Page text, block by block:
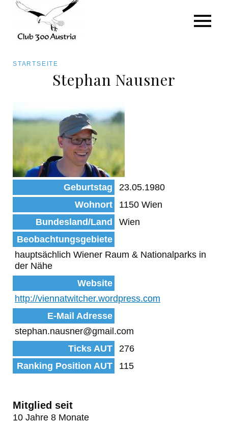
Inhalt
Pfadnavigation
STARTSEITE
Stephan Nausner
Geburtstag
23.05.1980
Wohnort
1150 Wien
Bundesland/Land
Wien
Beobachtungsgebiete
hauptsächlich Wiener Raum & Nationalparks in
der Nähe
Website
http://viennatwitcher.wordpress.com
E-Mail Adresse
stephan.nausner@gmail.com
Ticks AUT
276
Ranking Position AUT
115
Mitglied seit
10 Jahre 8 Monate
Art/Species
Status
Kategorie für die Österreich-Liste
Beobachtungen